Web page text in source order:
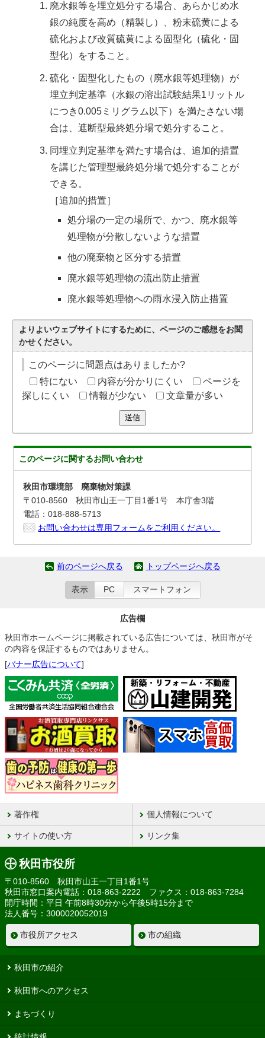
廃水銀等を埋立処分する場合、あらかじめ水
銀の純度を高め（精製し）、粉末硫黄による
硫化および改質硫黄による固型化（硫化・固
型化）をすること。
硫化・固型化したもの（廃水銀等処理物）が
埋立判定基準（水銀の溶出試験結果1リットル
につき0.005ミリグラム以下）を満たさない場
合は、遮断型最終処分場で処分すること。
同埋立判定基準を満たす場合は、追加的措置
を講じた管理型最終処分場で処分することが
できる。
［追加的措置］
処分場の一定の場所で、かつ、廃水銀等
処理物が分散しないような措置
他の廃棄物と区分する措置
廃水銀等処理物の流出防止措置
廃水銀等処理物への雨水浸入防止措置
よりよいウェブサイトにするために、ページのご感想をお聞
かせください。
このページに問題点はありましたか?
特にない
内容が分かりにくい
ページを
探しにくい
情報が少ない 文章量が多い
送信
このページに関するお問い合わせ
秋田市環境部 廃棄物対策課
〒010-8560 秋田市山王一丁目1番1号 本庁舎3階
電話：018-888-5713
お問い合わせは専用フォームをご利用ください。
前のページへ戻る トップページへ戻る
表示 PC スマートフォン
広告欄
秋田市ホームページに掲載されている広告については、秋田市がそ
の内容を保証するものではありません。
[バナー広告について]
著作権 個人情報について
サイトの使い方 リンク集
秋田市役所
〒010-8560 秋田市山王一丁目1番1号
秋田市窓口案内電話：018-863-2222 ファクス：018-863-7284
開庁時間：平日 午前8時30分から午後5時15分まで
法人番号：3000020052019
市役所アクセス 市の組織
秋田市の紹介
秋田市へのアクセス
まちづくり